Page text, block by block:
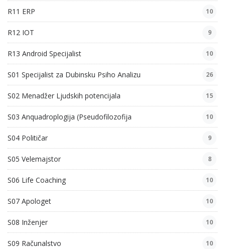
R11 ERP 10
R12 IOT 9
R13 Android Specijalist 10
S01 Specijalist za Dubinsku Psiho Analizu 26
S02 Menadžer Ljudskih potencijala 15
S03 Anquadroplogija (Pseudofilozofija 10
S04 Političar 9
S05 Velemajstor 8
S06 Life Coaching 10
S07 Apologet 10
S08 Inženjer 10
S09 Računalstvo 10